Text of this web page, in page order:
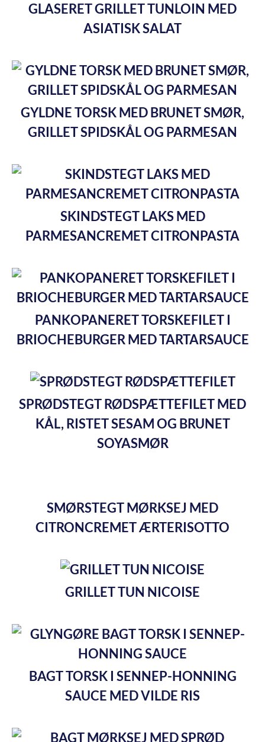
GLASERET GRILLET TUNLOIN MED
ASIATISK SALAT
GYLDNE TORSK MED BRUNET SMØR,
GRILLET SPIDSKÅL OG PARMESAN
SKINDSTEGT LAKS MED
PARMESANCREMET CITRONPASTA
PANKOPANERET TORSKEFILET I
BRIOCHEBURGER MED TARTARSAUCE
SPRØDSTEGT RØDSPÆTTEFILET MED
KÅL, RISTET SESAM OG BRUNET
SOYASMØR
SMØRSTEGT MØRKSEJ MED
CITRONCREMET ÆRTERISOTTO
GRILLET TUN NICOISE
BAGT TORSK I SENNEP-HONNING
SAUCE MED VILDE RIS